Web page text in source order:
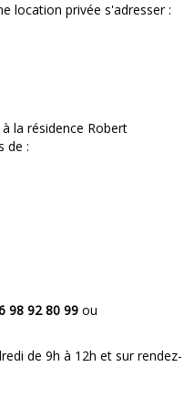
location privée s'adresser :
la résidence Robert
de :
98 92 80 99 ou
de 9h à 12h et sur rendez-